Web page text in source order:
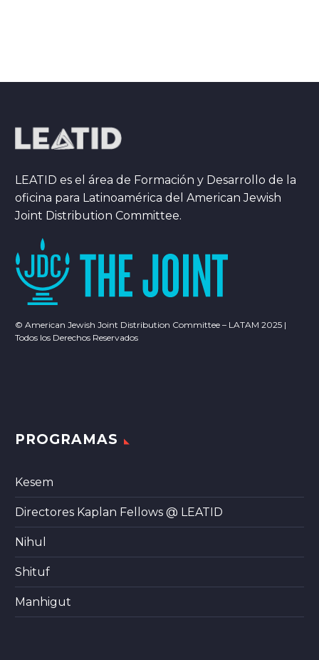
LEATID es el área de Formación y Desarrollo de la
oficina para Latinoamérica del American Jewish
Joint Distribution Committee.
© American Jewish Joint Distribution Committee – LATAM 2025 |
Todos los Derechos Reservados
PROGRAMAS
Kesem
Directores Kaplan Fellows @ LEATID
Nihul
Shituf
Manhigut